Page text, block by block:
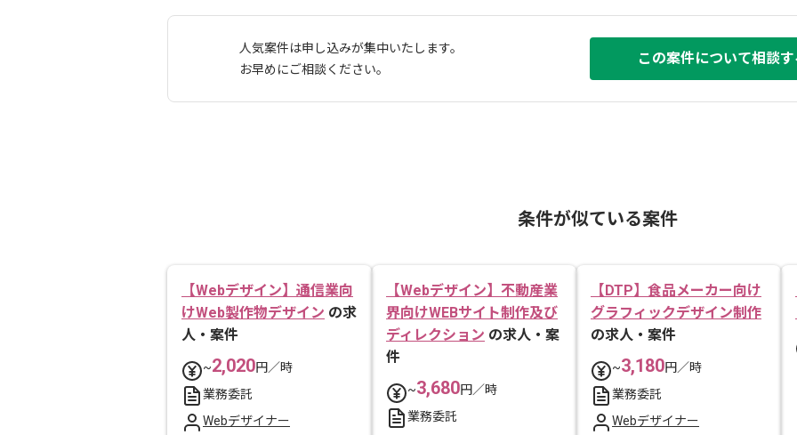
人気案件は申し込みが集中いたします。
お早めにご相談ください。
この案件について相談
条件が似ている案件
【Webデザイン】通信業向
けWeb製作物デザイン の求
人・案件
~2,020円／時
業務委託
Webデザイナー
【Webデザイン】不動産業
界向けWEBサイト制作及び
ディレクション の求人・案
件
~3,680円／時
業務委託
【DTP】食品メーカー向け
グラフィックデザイン制作
の求人・案件
~3,180円／時
業務委託
Webデザイナー